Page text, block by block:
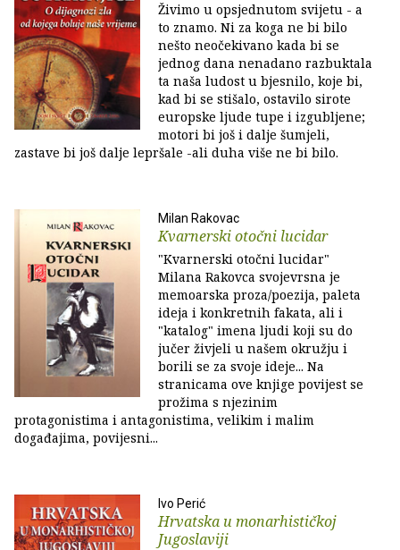
Živimo u opsjednutom svijetu - a
to znamo. Ni za koga ne bi bilo
nešto neočekivano kada bi se
jednog dana nenadano razbuktala
ta naša ludost u bjesnilo, koje bi,
kad bi se stišalo, ostavilo sirote
europske ljude tupe i izgubljene;
motori bi još i dalje šumjeli,
zastave bi još dalje lepršale -ali duha više ne bi bilo.
Milan Rakovac
Kvarnerski otočni lucidar
"Kvarnerski otočni lucidar"
Milana Rakovca svojevrsna je
memoarska proza/poezija, paleta
ideja i konkretnih fakata, ali i
"katalog" imena ljudi koji su do
jučer živjeli u našem okružju i
borili se za svoje ideje... Na
stranicama ove knjige povijest se
prožima s njezinim
protagonistima i antagonistima, velikim i malim
događajima, povijesni...
Ivo Perić
Hrvatska u monarhističkoj
Jugoslaviji